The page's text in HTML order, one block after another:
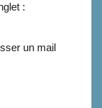
:
un mail